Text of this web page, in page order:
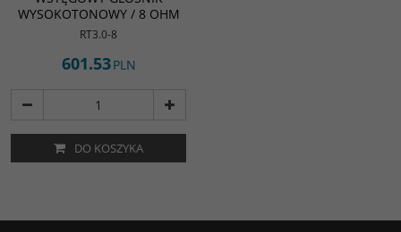
WYSOKOTONOWY / 8 OHM
RT3.0-8
601.53PLN
DO KOSZYKA